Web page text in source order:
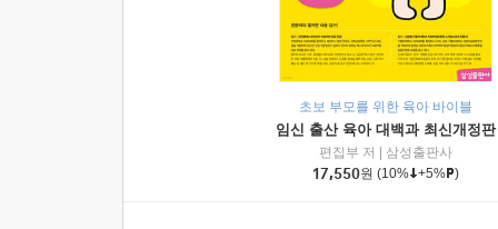
초보 부모를 위한 육아 바이블
임신 출산 육아 대백과 최신개정판
편집부 저
삼성출판사
17,550원 (10% +5% )